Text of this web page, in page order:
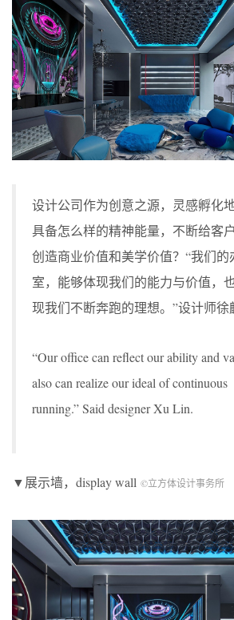
设计公司作为创意之源，灵感孵化
具备怎么样的精神能量，不断给客
创造商业价值和美学价值？“我们的
室，能够体现我们的能力与价值，
现我们不断奔跑的理想。”设计师徐
“Our office can reflect our ability and
also can realize our ideal of continuous
running.” Said designer Xu Lin.
▼展示墙，display wall ©立方体设计事务所